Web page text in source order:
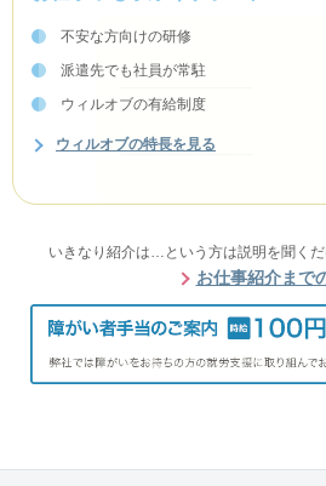
不安な方向けの研修
派遣先でも社員が常駐
ウィルオブの有給制度
ウィルオブの特長を見る
いきなり紹介は…という方は説明を聞くだ
お仕事紹介まで